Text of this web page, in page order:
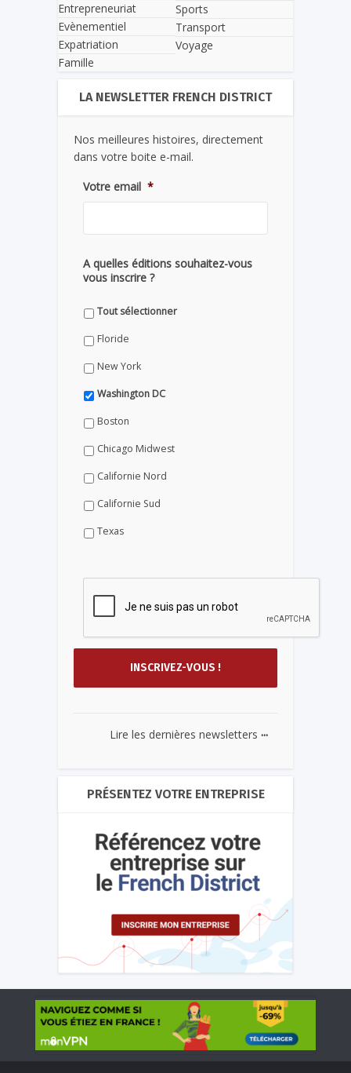
Entrepreneuriat
Evènementiel
Expatriation
Famille
Sports
Transport
Voyage
LA NEWSLETTER FRENCH DISTRICT
Nos meilleures histoires, directement
dans votre boite e-mail.
Votre email *
A quelles éditions souhaitez-vous
vous inscrire ?
Tout sélectionner
Floride
New York
Washington DC
Boston
Chicago Midwest
Californie Nord
Californie Sud
Texas
Lire les dernières newsletters ...
PRÉSENTEZ VOTRE ENTREPRISE